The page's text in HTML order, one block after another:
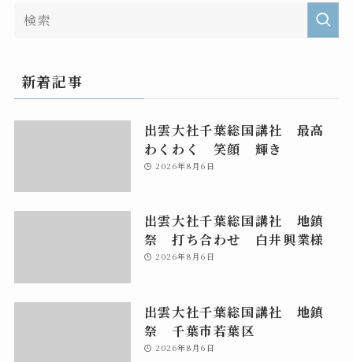
新着記事
出雲大社千葉総国講社 最高
わくわく 笑顔 輝き
2026年8月6日
出雲大社千葉総国講社 地鎮
祭 打ち合わせ 白井興業様
2026年8月6日
出雲大社千葉総国講社 地鎮
祭 千葉市若葉区
2026年8月6日